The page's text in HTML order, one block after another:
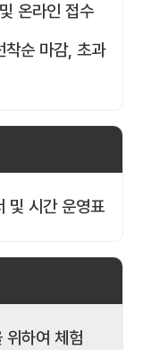
온라인 접수
착순 마감, 초과
및 시간 운영표
위하여 체험